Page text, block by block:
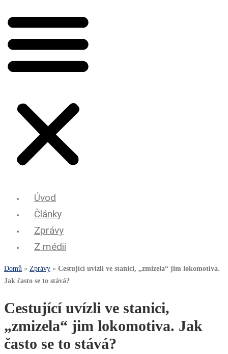
Úvod
Články
Zprávy
Z médií
Domů » Zprávy » Cestující uvízli ve stanici, „zmizela“ jim lokomotiva.
Jak často se to stává?
Cestující uvízli ve stanici,
„zmizela“ jim lokomotiva. Jak
často se to stává?